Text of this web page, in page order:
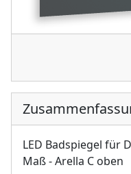
LED Badspiegel für
Maß - Arella C oben